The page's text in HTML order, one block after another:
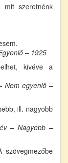
mit szeretnénk
– 1925
kivéve a
Nem egyenlő –
ill. nagyobb
– Nagyobb –